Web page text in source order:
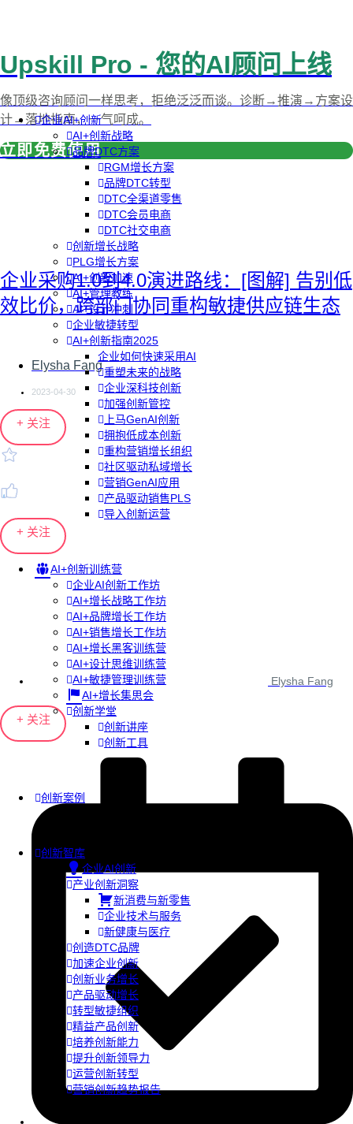
企业AI+创新
AI+创新战略
品牌DTC方案
RGM增长方案
品牌DTC转型
DTC全渠道零售
DTC会员电商
DTC社交电商
创新增长战略
PLG增长方案
AI+创新加速
AI+管理教练
AI+设计冲刺
企业敏捷转型
AI+创新指南2025
企业如何快速采用AI
重塑未来的战略
企业深科技创新
加强创新管控
上马GenAI创新
拥抱低成本创新
重构营销增长组织
社区驱动私域增长
营销GenAI应用
产品驱动销售PLS
导入创新运营
AI+创新训练营
企业AI创新工作坊
AI+增长战略工作坊
AI+品牌增长工作坊
AI+销售增长工作坊
AI+增长黑客训练营
AI+设计思维训练营
AI+敏捷管理训练营
AI+增长集思会
创新学堂
创新讲座
创新工具
创新案例
创新智库
企业AI创新
产业创新洞察
新消费与新零售
企业技术与服务
新健康与医疗
创造DTC品牌
加速企业创新
创新业务增长
产品驱动增长
转型敏捷组织
精益产品创新
培养创新能力
提升创新领导力
运营创新转型
营销创新趋势报告
Upskill Pro - 您的AI顾问上线
像顶级咨询顾问一样思考，拒绝泛泛而谈。诊断→推演→方案设
计→落地指南，一气呵成。
立即免费使用
企业采购1.0到4.0演进路线：[图解] 告别低
效比价，跨部门协同重构敏捷供应链生态
Elysha Fang
2023-04-30
+ 关注
+ 关注
Elysha Fang
+ 关注